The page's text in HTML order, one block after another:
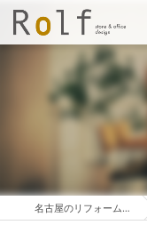
名古屋のリフォームは株式会社ロルフ